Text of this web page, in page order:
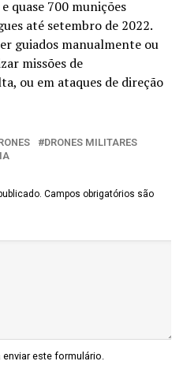
quase 700 munições
até setembro de 2022.
guiados manualmente ou
missões de
ou em ataques de direção
DRONES MILITARES
Campos obrigatórios são
este formulário.